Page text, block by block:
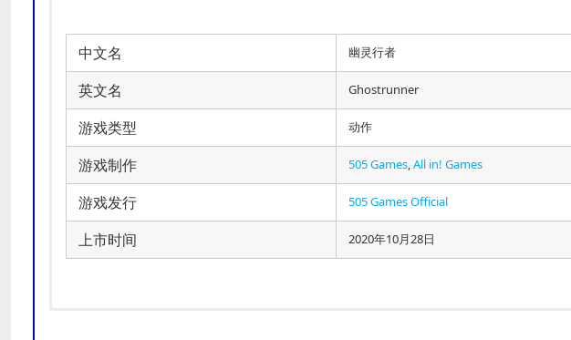
中文名 幽灵行者
英文名 Ghostrunner
游戏类型 动作
游戏制作 505 Games All in! Games
游戏发行 505 Games Official
上市时间 2020年10月28日